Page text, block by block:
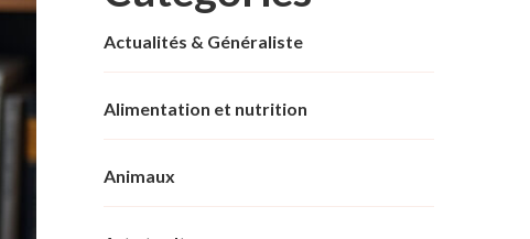
Actualités & Généraliste
Alimentation et nutrition
Animaux